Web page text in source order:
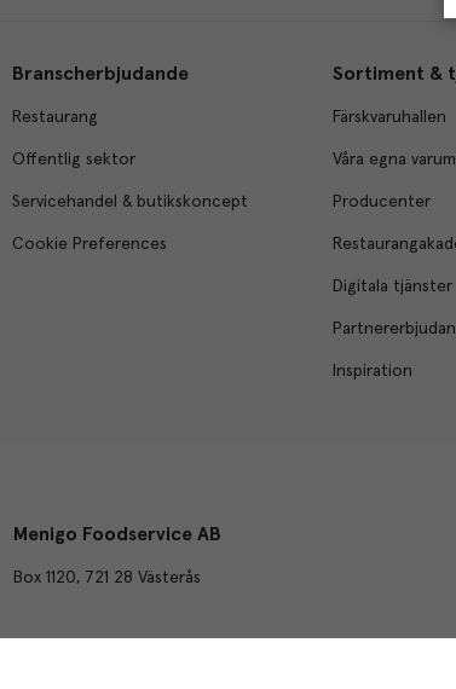
Branscherbjudande
Restaurang
Offentlig sektor
Servicehandel & butikskoncept
Cookie Preferences
Sortiment &
Färskvaruhallen
Våra egna
Producenter
Digitala tjänster
Inspiration
Menigo Foodservice AB
Box 1120, 721 28 Västerås